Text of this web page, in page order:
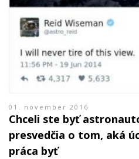
01. november 2016
Chceli ste byť
presvedčia o tom, aká
práca byť